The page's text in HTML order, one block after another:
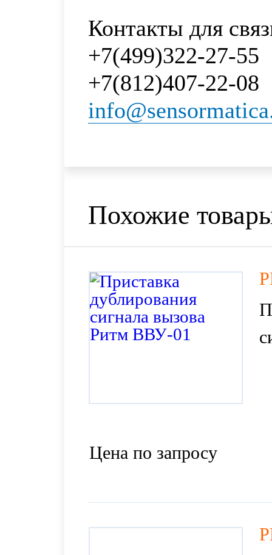
Контакты для
+7(499)322-27-55
+7(812)407-22-08
Похожие
Цена по запросу